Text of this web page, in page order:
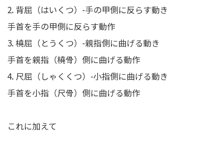
2. 背屈（はいくつ）-手の甲側に反らす動き
手首を手の甲側に反らす動作
3. 橈屈（とうくつ）-親指側に曲げる動き
手首を親指（橈骨）側に曲げる動作
4. 尺屈（しゃくくつ）-小指側に曲げる動き
手首を小指（尺骨）側に曲げる動作
これに加えて